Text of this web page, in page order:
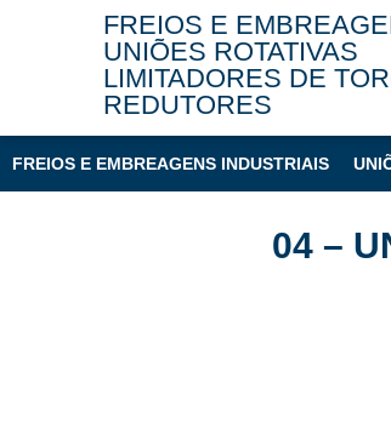
FREIOS E
UNIÕES ROTATIVAS
LIMITADORES DE
REDUTORES
FREIOS E EMBREAGENS INDUSTRIAIS
04 –